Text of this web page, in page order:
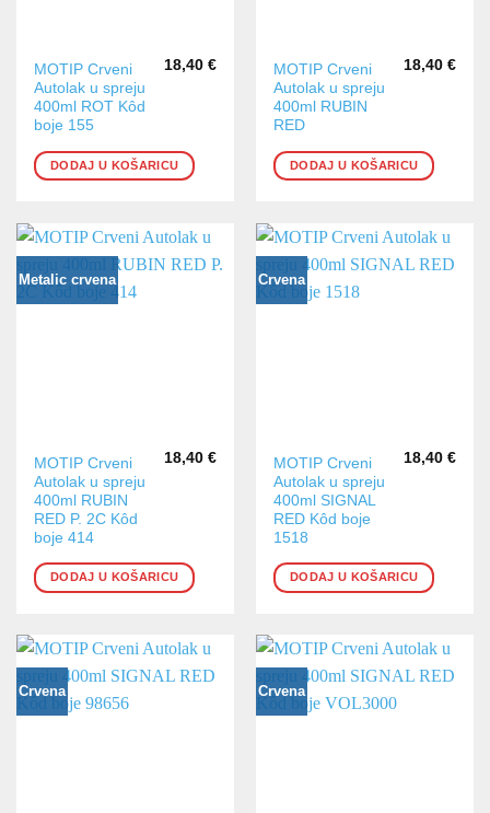
MOTIP Crveni
Autolak u spreju
400ml ROT Kôd
boje 155
18,40 €
DODAJ U KOŠARICU
MOTIP Crveni
Autolak u spreju
400ml RUBIN
RED
18,40 €
DODAJ U KOŠARICU
Metalic crvena
MOTIP Crveni
Autolak u spreju
400ml RUBIN
RED P. 2C Kôd
boje 414
18,40 €
DODAJ U KOŠARICU
Crvena
MOTIP Crveni
Autolak u spreju
400ml SIGNAL
RED Kôd boje
1518
18,40 €
DODAJ U KOŠARICU
Crvena Crvena